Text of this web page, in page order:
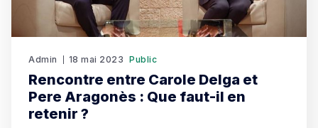
Admin 18 mai 2023 Public
Rencontre entre Carole Delga et
Pere Aragonès : Que faut-il en
retenir ?